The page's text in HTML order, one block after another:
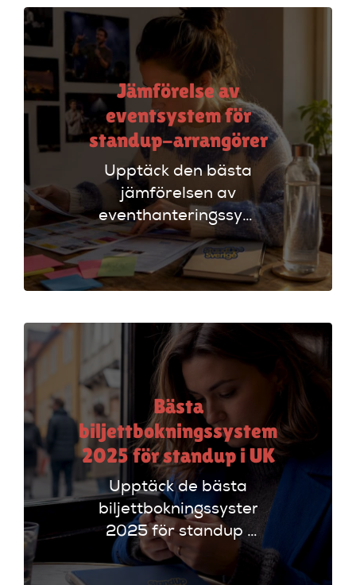
arrangemang!
Jämförelse av
eventsystem för
standup-arrangörer
Upptäck den bästa
jämförelsen av
eventhanteringssystem
för standup-
arrangörer. Få
insikter om
evenemangskalender
och biljettlänkar!
Bästa
biljettbokningssystem
2025 för standup i UK
Upptäck de bästa
biljettbokningssystem
2025 för standup i
UK. Jämför
plattformar som